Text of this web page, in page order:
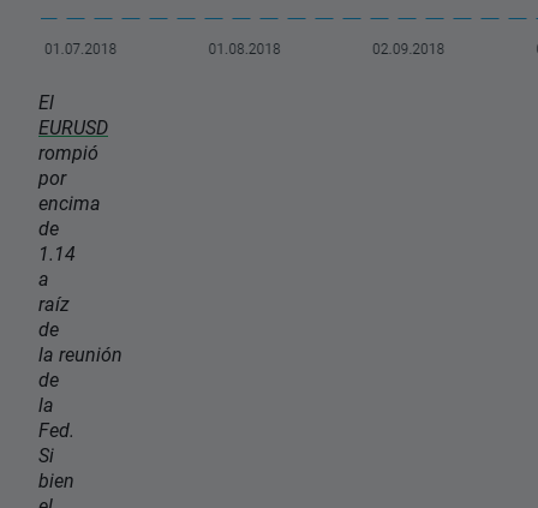
El
EURUSD
rompió
por
encima
de
1.14
a
raíz
de
la reunión
de
la
Fed.
Si
bien